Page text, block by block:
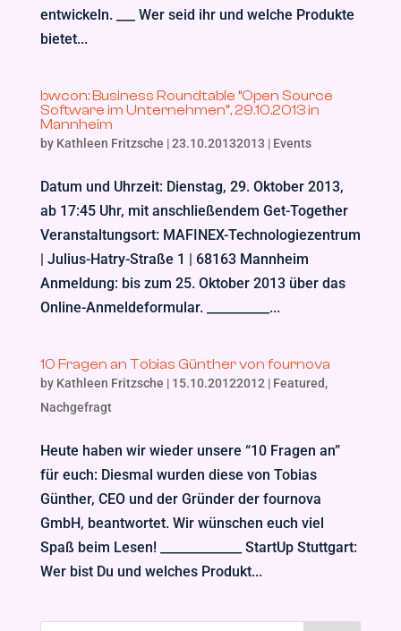
entwickeln. ___ Wer seid ihr und welche Produkte
bietet...
bwcon: Business Roundtable “Open Source
Software im Unternehmen”, 29.10.2013 in
Mannheim
by Kathleen Fritzsche |23.10.20132013 | Events
Datum und Uhrzeit: Dienstag, 29. Oktober 2013,
ab 17:45 Uhr, mit anschließendem Get-Together
Veranstaltungsort: MAFINEX-Technologiezentrum
| Julius-Hatry-Straße 1 | 68163 Mannheim
Anmeldung: bis zum 25. Oktober 2013 über das
Online-Anmeldeformular. __________...
10 Fragen an Tobias Günther von fournova
by Kathleen Fritzsche | 15.10.20122012 | Featured,
Nachgefragt
Heute haben wir wieder unsere “10 Fragen an”
für euch: Diesmal wurden diese von Tobias
Günther, CEO und der Gründer der fournova
GmbH, beantwortet. Wir wünschen euch viel
Spaß beim Lesen! _____________ StartUp Stuttgart:
Wer bist Du und welches Produkt...